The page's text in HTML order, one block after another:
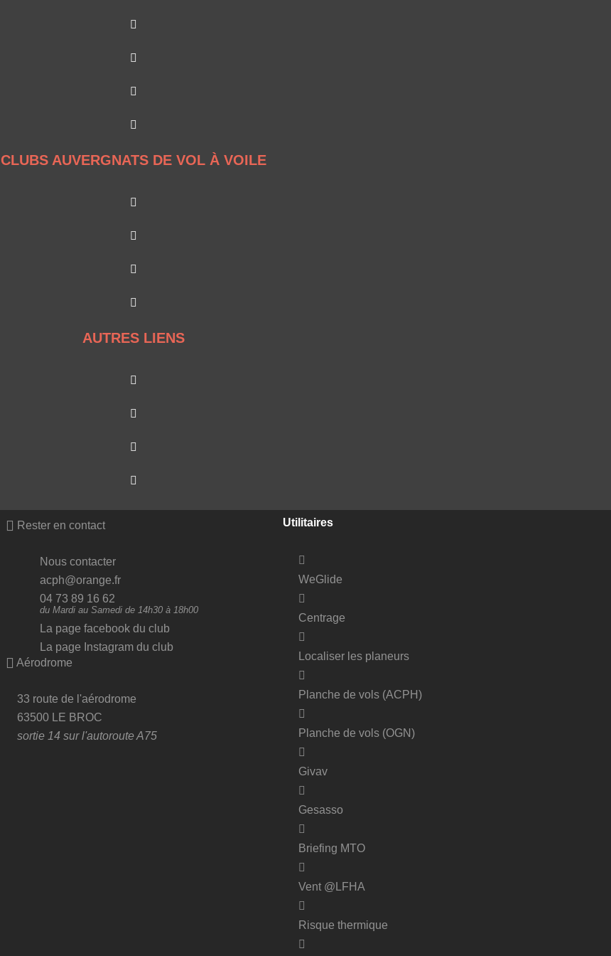
CLUBS AUVERGNATS DE VOL À VOILE
AUTRES LIENS
Rester en contact
Nous contacter
acph@orange.fr
04 73 89 16 62
du Mardi au Samedi de 14h30 à 18h00
La page facebook du club
La page Instagram du club
Aérodrome
33 route de l'aérodrome
63500 LE BROC
sortie 14 sur l'autoroute A75
Utilitaires
WeGlide
Centrage
Localiser les planeurs
Planche de vols (ACPH)
Planche de vols (OGN)
Givav
Gesasso
Briefing MTO
Vent @LFHA
Risque thermique